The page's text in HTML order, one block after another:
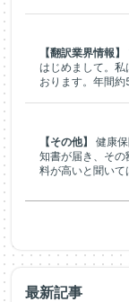
最新記事
【翻訳業界情報】
はじめまして。
おります。年間
【その他】
健康
知書が届き、そ
料が高いと聞いて